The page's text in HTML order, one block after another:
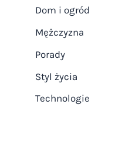
Dom i ogród
Mężczyzna
Porady
Styl życia
Technologie